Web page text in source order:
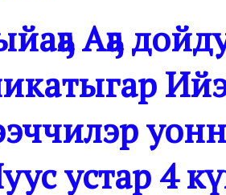
Аҕа
устар 4